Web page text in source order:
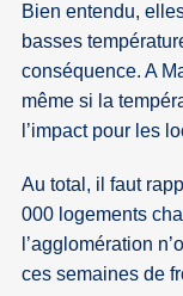
Bien entendu,
basses
conséquence. A
même si la
l’impact pour les
Au total, il faut
000 logements
l’agglomération
ces semaines de